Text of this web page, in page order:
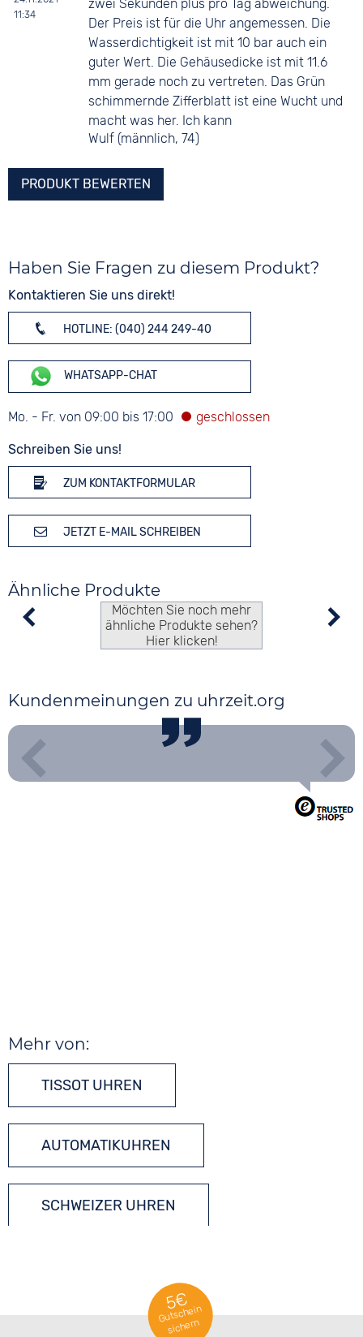
11:34
zwei Sekunden plus pro Tag abweichung.
Der Preis ist für die Uhr angemessen. Die
Wasserdichtigkeit ist mit 10 bar auch ein
guter Wert. Die Gehäusedicke ist mit 11.6
mm gerade noch zu vertreten. Das Grün
schimmernde Zifferblatt ist eine Wucht und
macht was her. Ich kann
Wulf (männlich, 74)
PRODUKT BEWERTEN
Haben Sie Fragen zu diesem Produkt?
Kontaktieren Sie uns direkt!
HOTLINE: (040) 244 249-40
WHATSAPP-CHAT
Mo. - Fr. von 09:00 bis 17:00
Schreiben Sie uns!
ZUM KONTAKTFORMULAR
JETZT E-MAIL SCHREIBEN
Ähnliche Produkte
Möchten Sie noch mehr
ähnliche Produkte sehen?
Hier klicken!
Kundenmeinungen zu uhrzeit.org
Mehr von:
TISSOT UHREN
AUTOMATIKUHREN
SCHWEIZER UHREN
5€
Gutschein
sichern